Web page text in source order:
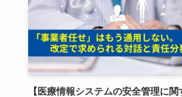
【医療情報システムの安全管理に関